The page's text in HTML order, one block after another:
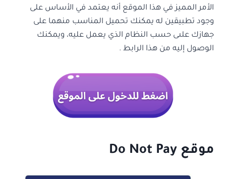
الأمر المميز في هذا الموقع أنه يعتمد في الأساس على
وجود تطبيقين له يمكنك تحميل المناسب منهما على
جهازك علىى حسب النظام الذي يعمل عليه، ويمكنك
الوصول إليه من هذا الرابط .
موقع Do Not Pay